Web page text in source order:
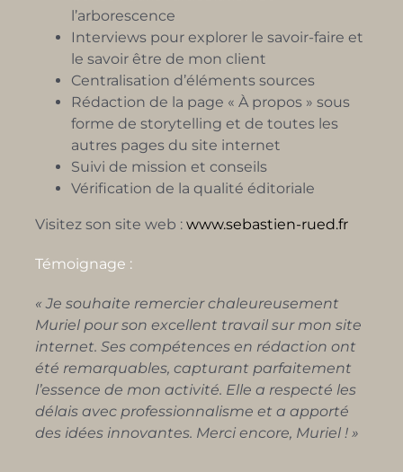
l’arborescence
Interviews pour explorer le savoir-faire et
le savoir être de mon client
Centralisation d’éléments sources
Rédaction de la page « À propos » sous
forme de storytelling et de toutes les
autres pages du site internet
Suivi de mission et conseils
Vérification de la qualité éditoriale
Visitez son site web : www.sebastien-rued.fr
Témoignage :
« Je souhaite remercier chaleureusement
Muriel pour son excellent travail sur mon site
internet. Ses compétences en rédaction ont
été remarquables, capturant parfaitement
l’essence de mon activité. Elle a respecté les
délais avec professionnalisme et a apporté
des idées innovantes. Merci encore, Muriel ! »